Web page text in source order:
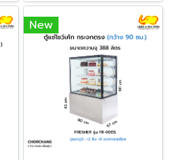
New